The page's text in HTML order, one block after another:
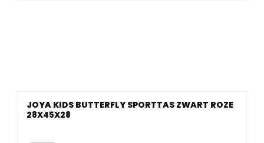
JOYA KIDS BUTTERFLY SPORTTAS ZWART ROZE
28X45X28